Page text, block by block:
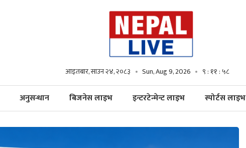
आइतबार, साउन २४, २०८३ Sun, Aug 9, 2026 ९ : १२ : ००
अनुसन्धान बिजनेस लाइभ इन्टरटेन्मेन्ट लाइभ स्पोर्टस लाइभ